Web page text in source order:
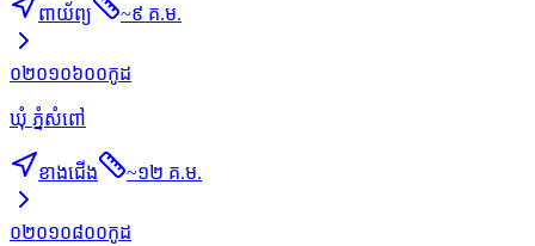
ពាយ័ព្យ ~៩ គ.ម.
០២០១០៦០០កូដ
ឃុំ ភ្នំសំពៅ
ខាងជើង ~១២ គ.ម.
០២០១០៨០០កូដ